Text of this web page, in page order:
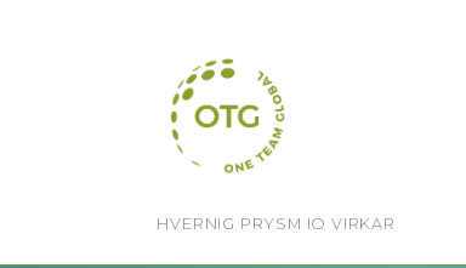
HVERNIG PRYSM IO VIRKAR